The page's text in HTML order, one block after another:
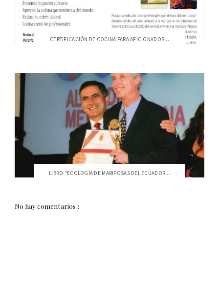
CERTIFICACIÓN DE COCINA PARA AFICIONADOS...
LIBRO "ECOLOGÍA DE MARIPOSAS DEL ECUADOR...
No hay comentarios.: